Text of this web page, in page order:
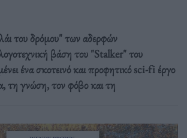
του δρόμου" των αδερφών
βάση του "Stalker" του
ένα σκοτεινό και προφητικό sci-fi έργο
τη γνώση, τον φόβο και τη